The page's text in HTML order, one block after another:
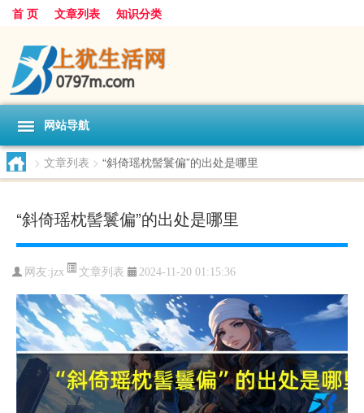
首 页 文章列表 知识分类
网站导航
> 文章列表 > “斜倚瑶枕髻鬟偏”的出处是哪里
“斜倚瑶枕髻鬟偏”的出处是哪里
网友:jzx 文章列表 2024-11-20 01:15:36